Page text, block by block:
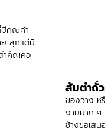
มีคุณค่า
ย สุกแต่มี
ำคัญคือ
ส้มตำถั่
ของว่าง ห
ง่ายมาก ๆ
ช้างขอเส